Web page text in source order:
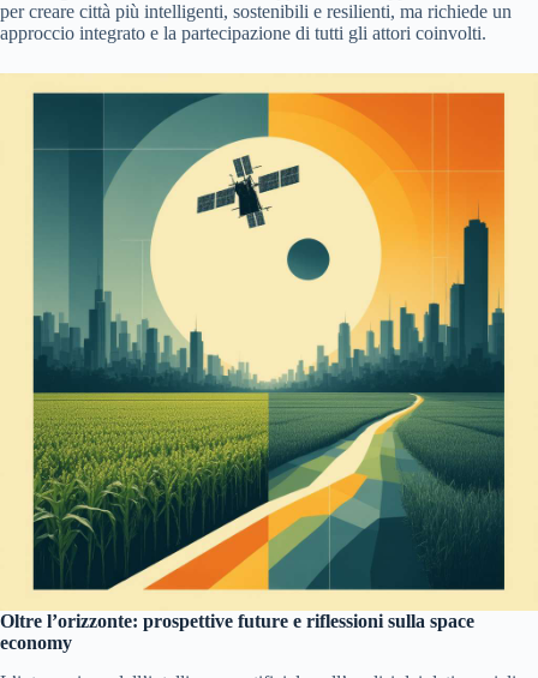
per creare città più intelligenti, sostenibili e resilienti, ma richiede un
approccio integrato e la partecipazione di tutti gli attori coinvolti.
Oltre l’orizzonte: prospettive future e riflessioni sulla space
economy